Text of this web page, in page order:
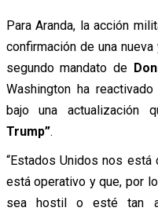
Para Aranda, la acción
confirmación de una
segundo mandato de
Washington ha
bajo una actualización
Trump”.
“Estados Unidos nos
está operativo y que, por
sea hostil o esté tan